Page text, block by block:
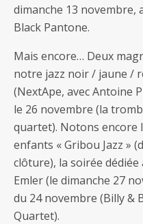
dimanche 13
Black Pantone.
Mais encore… Deux
notre jazz noir / jaune /
(NextApe, avec Antoine
le 26 novembre (la
quartet). Notons
enfants « Gribou Jazz »
clôture), la soirée
Emler (le dimanche 27
du 24 novembre (Billy &
Quartet).